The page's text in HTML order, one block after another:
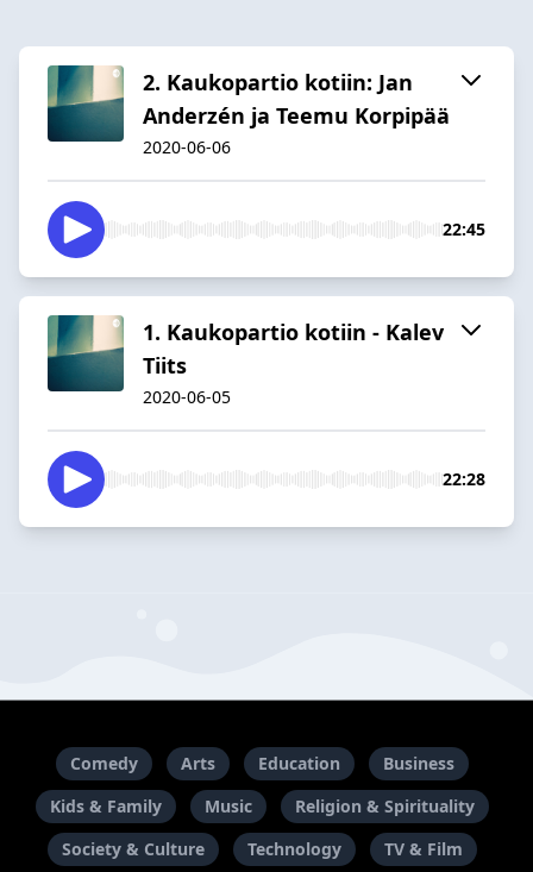
2. Kaukopartio kotiin: Jan
Anderzén ja Teemu Korpipää
2020-06-06
22:45
1. Kaukopartio kotiin - Kalev
Tiits
2020-06-05
22:28
Comedy Arts Education
Business
Kids & Family
Music
Religion & Spirituality
Society & Culture
Technology TV & Film